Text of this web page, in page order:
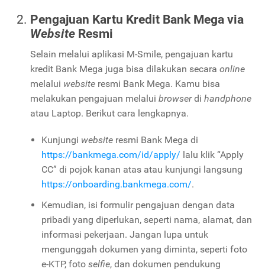
Pengajuan Kartu Kredit Bank Mega via
Website Resmi
Selain melalui aplikasi M-Smile, pengajuan kartu
kredit Bank Mega juga bisa dilakukan secara online
melalui website resmi Bank Mega. Kamu bisa
melakukan pengajuan melalui browserdi handphone
atau Laptop. Berikut cara lengkapnya.
Kunjungi website resmi Bank Mega di
https://bankmega.com/id/apply/ lalu klik “Apply
CC” di pojok kanan atas atau kunjungi langsung
https://onboarding.bankmega.com/.
Kemudian, isi formulir pengajuan dengan data
pribadi yang diperlukan, seperti nama, alamat, dan
informasi pekerjaan. Jangan lupa untuk
mengunggah dokumen yang diminta, seperti foto
e-KTP, fotoselfie, dan dokumen pendukung